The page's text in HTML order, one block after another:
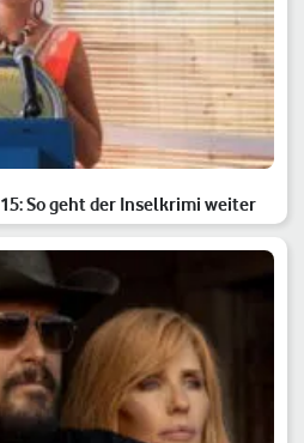
So geht der Inselkrimi weiter